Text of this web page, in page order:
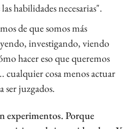
habilidades necesarias".
de que somos más
investigando, viendo
hacer eso que queremos
cualquier cosa menos actuar
ser juzgados.
experimentos. Porque